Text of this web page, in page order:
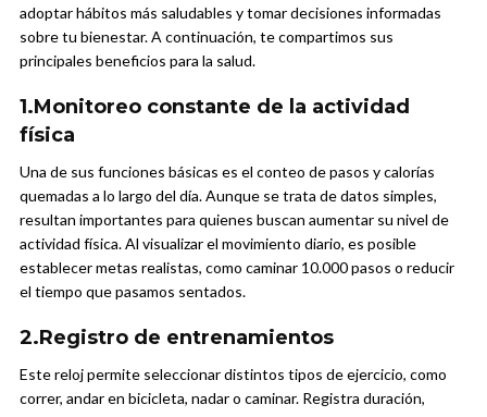
adoptar hábitos más saludables y tomar decisiones informadas
sobre tu bienestar. A continuación, te compartimos sus
principales beneficios para la salud.
1.Monitoreo constante de la actividad
física
Una de sus funciones básicas es el conteo de pasos y calorías
quemadas a lo largo del día. Aunque se trata de datos simples,
resultan importantes para quienes buscan aumentar su nivel de
actividad física. Al visualizar el movimiento diario, es posible
establecer metas realistas, como caminar 10.000 pasos o reducir
el tiempo que pasamos sentados.
2.Registro de entrenamientos
Este reloj permite seleccionar distintos tipos de ejercicio, como
correr, andar en bicicleta, nadar o caminar. Registra duración,